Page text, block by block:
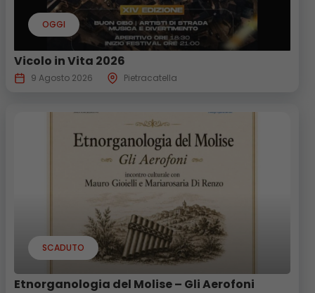
OGGI
Vicolo in Vita 2026
9 Agosto 2026 Pietracatella
SCADUTO
Etnorganologia del Molise – Gli Aerofoni